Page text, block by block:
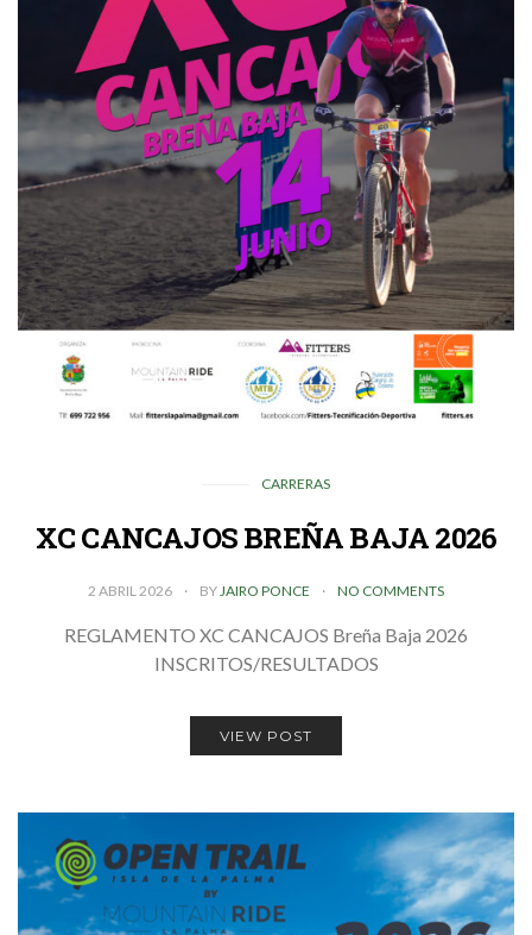
CARRERAS
XC CANCAJOS BREÑA BAJA 2026
2 ABRIL 2026 BY JAIRO PONCE NO COMMENTS
REGLAMENTO XC CANCAJOS Breña Baja 2026
INSCRITOS/RESULTADOS
VIEW POST